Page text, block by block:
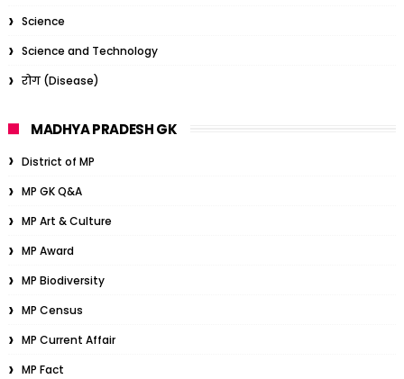
Science
Science and Technology
रोग (Disease)
MADHYA PRADESH GK
District of MP
MP GK Q&A
MP Art & Culture
MP Award
MP Biodiversity
MP Census
MP Current Affair
MP Fact